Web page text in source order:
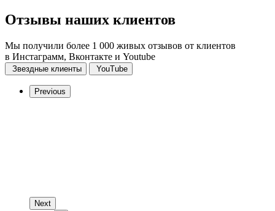
Отзывы наших клиентов
Мы получили более 1 000 живых отзывов от клиентов
в Инстаграмм, Вконтакте и Youtube
Звездные клиенты YouTube
Previous
Next